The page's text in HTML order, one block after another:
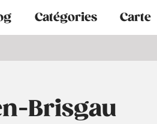
Catégories Carte
Brisgau